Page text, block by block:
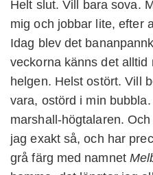
Helt slut. Vill bara sova.
mig och jobbar lite, efter
Idag blev det
veckorna känns det
helgen. Helst ostört. Vill
vara, ostörd i min
marshall-högtalaren.
jag exakt så, och har
grå färg med namnet